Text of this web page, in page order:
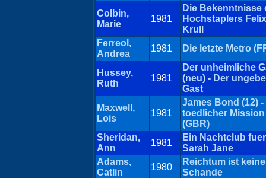
Colbin,
Marie
1981
Die Bekenntnisse
Hochstaplers Felix
Krull
Ferreol,
Andrea
1981 Die letzte Metro
Hussey,
Ruth
1981
Der unheimliche
(neu) - Der
Gast
Maxwell,
Lois
1981
James Bond (12) -
toedlicher Mission
(GBR)
Sheridan,
Ann
1981
Ein Nachtclub fuer
Sarah Jane
Adams,
Catlin
1980
Reichtum ist keine
Schande